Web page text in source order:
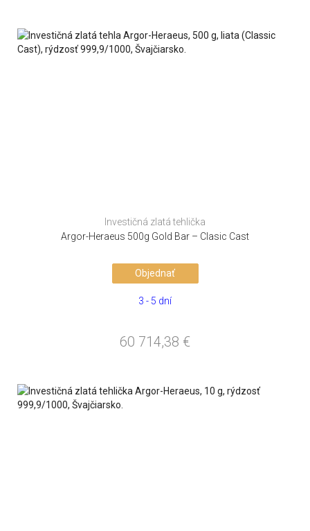
Investičná zlatá tehlička
Argor-Heraeus 500g Gold Bar – Clasic Cast
Objednať
3 - 5 dní
60 714,38 €